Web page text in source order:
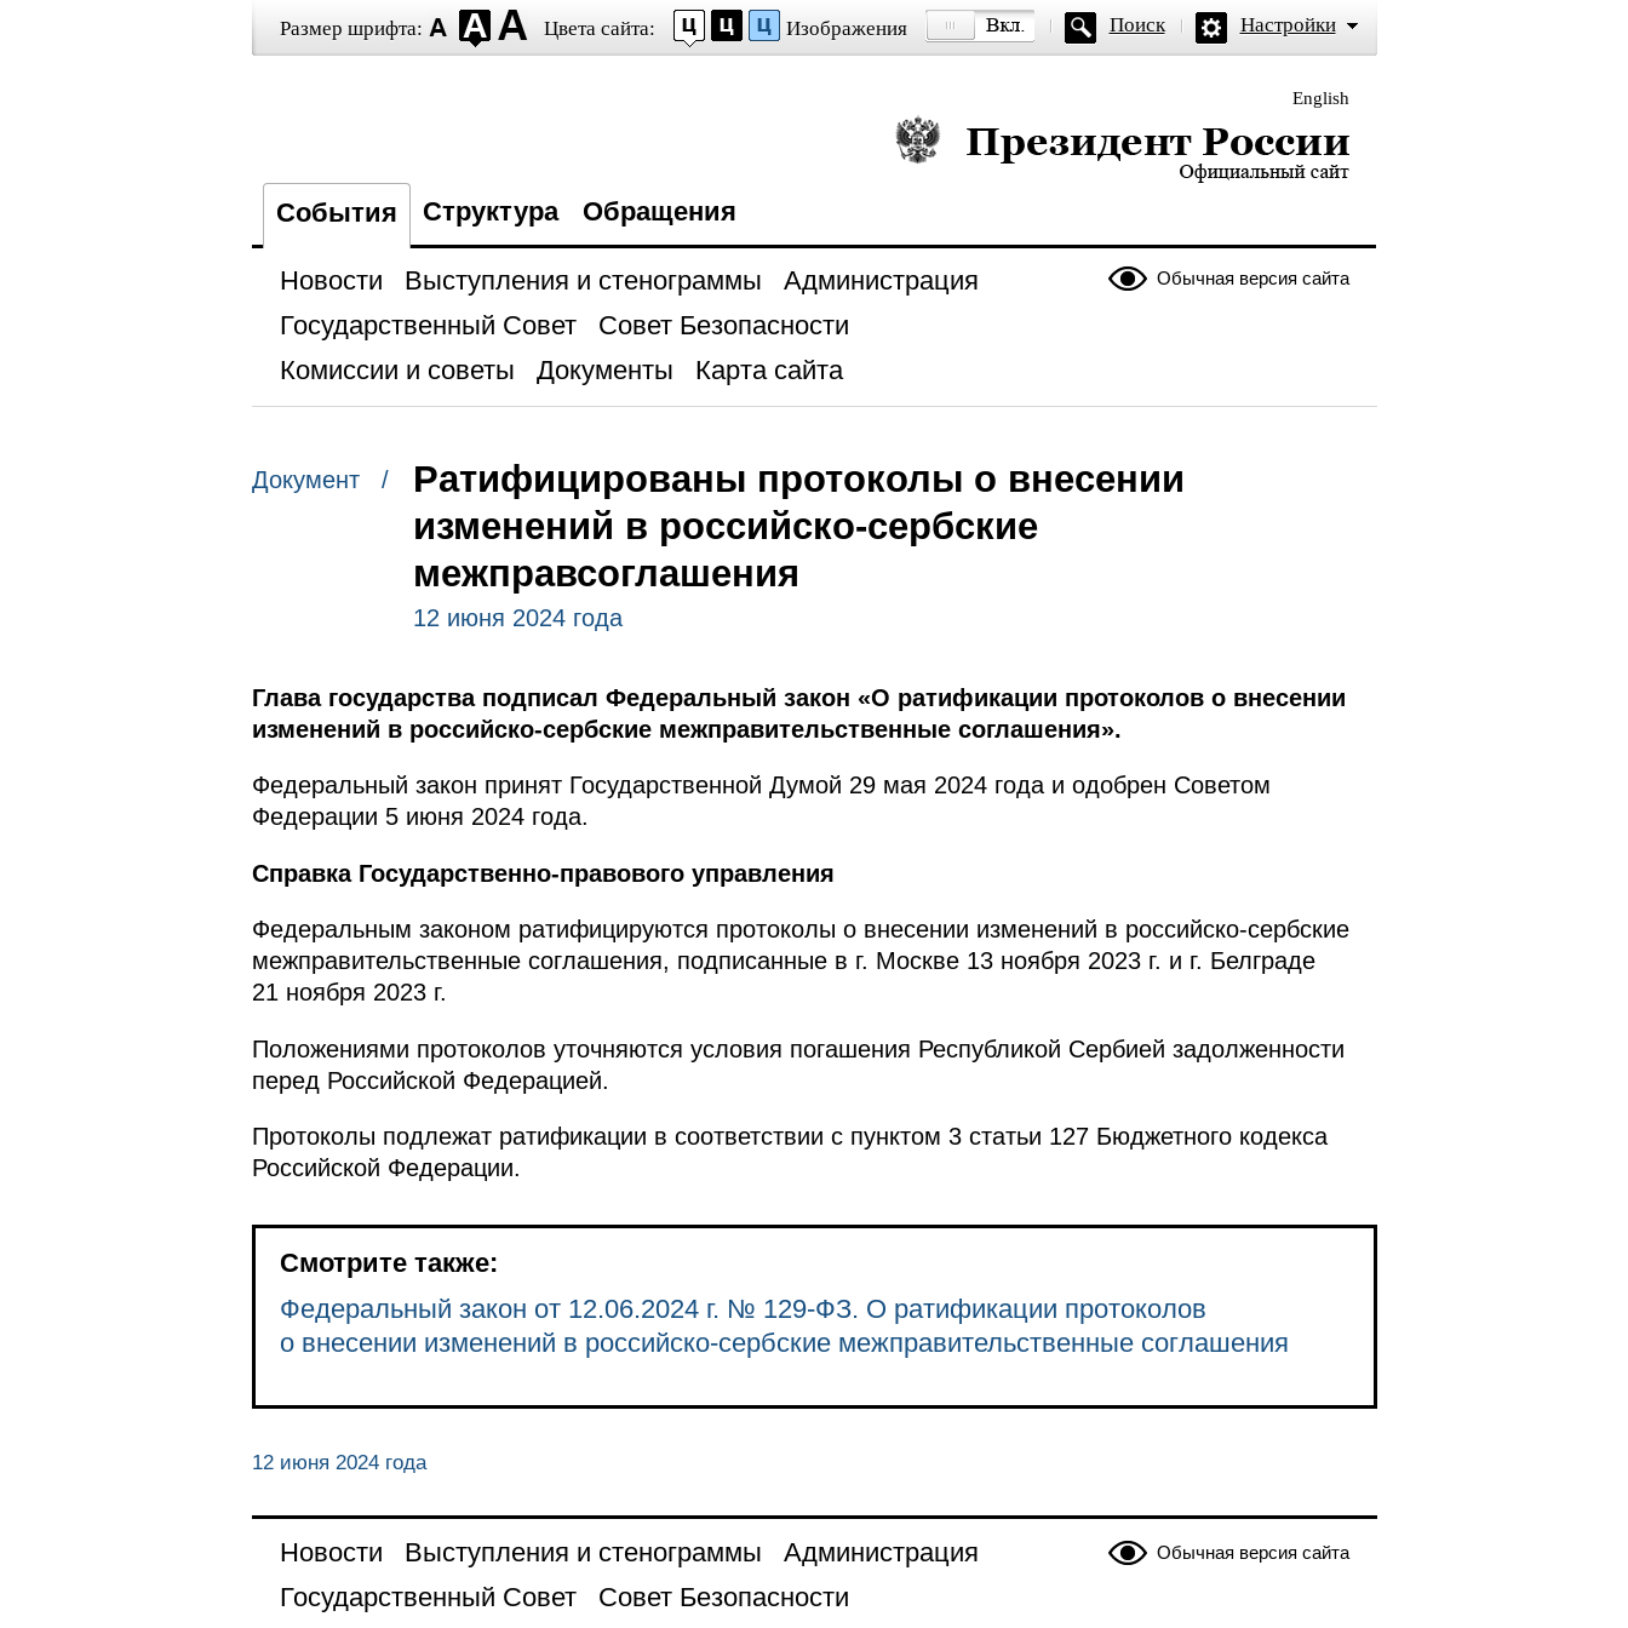
Размер шрифта: Цвета сайта: Изображения Поиск Настройки
English
Президент России — официальный сайт
События Структура Обращения
Обычная версия сайта
Новости Выступления и стенограммы
Администрация
Государственный Совет
Совет Безопасности
Комиссии и советы
Документы Карта сайта
Документ /
Ратифицированы протоколы о внесении
изменений в российско-сербские
межправсоглашения
12 июня 2024 года
Глава государства подписал Федеральный закон «О ратификации протоколов о внесении
изменений в российско-сербские межправительственные соглашения».
Федеральный закон принят Государственной Думой 29 мая 2024 года и одобрен Советом
Федерации 5 июня 2024 года.
Справка Государственно-правового управления
Федеральным законом ратифицируются протоколы о внесении изменений в российско-сербские
межправительственные соглашения, подписанные в г. Москве 13 ноября 2023 г. и г. Белграде
21 ноября 2023 г.
Положениями протоколов уточняются условия погашения Республикой Сербией задолженности
перед Российской Федерацией.
Протоколы подлежат ратификации в соответствии с пунктом 3 статьи 127 Бюджетного кодекса
Российской Федерации.
Смотрите также:
Федеральный закон от 12.06.2024 г. № 129-ФЗ. О ратификации протоколов
о внесении изменений в российско-сербские межправительственные соглашения
12 июня 2024 года
Обычная версия сайта
Новости Выступления и стенограммы
Администрация
Государственный Совет
Совет Безопасности